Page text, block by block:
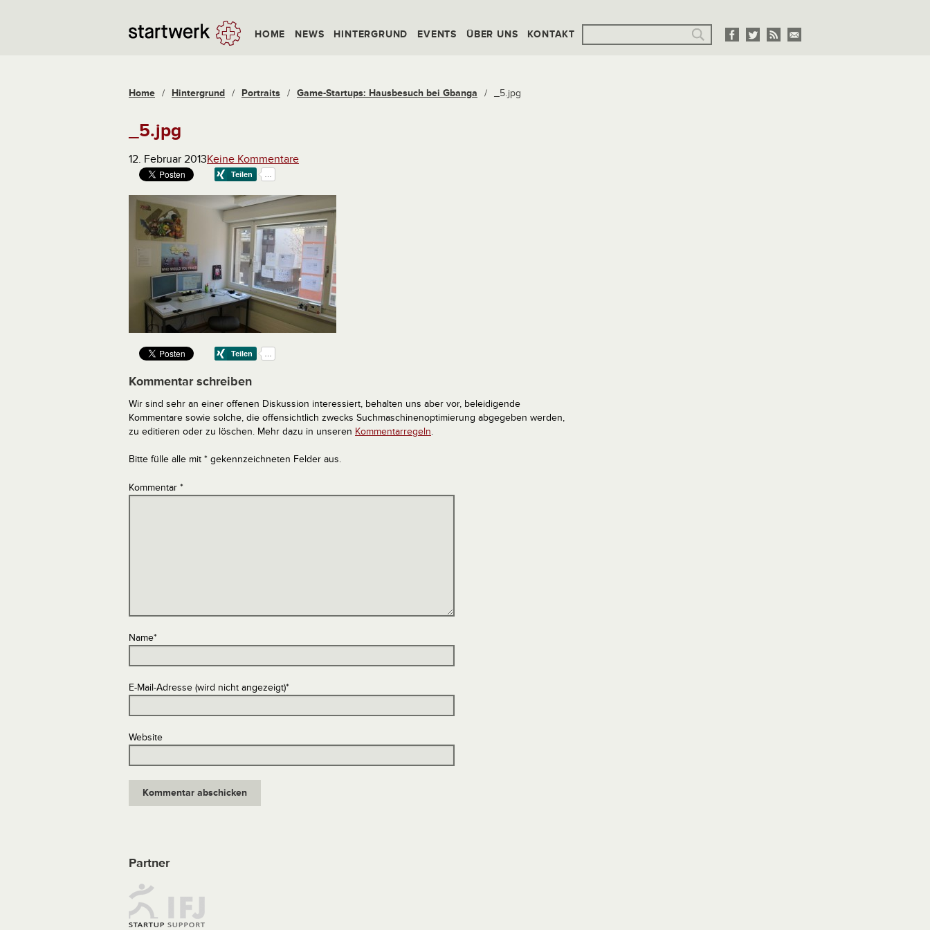
HOME NEWS HINTERGRUND EVENTS ÜBER UNS KONTAKT
Home / Hintergrund / Portraits / Game-Startups: Hausbesuch bei Gbanga / _5.jpg
_5.jpg
12. Februar 2013Keine Kommentare
Kommentar schreiben
Wir sind sehr an einer offenen Diskussion interessiert, behalten uns aber vor, beleidigende
Kommentare sowie solche, die offensichtlich zwecks Suchmaschinenoptimierung abgegeben werden,
zu editieren oder zu löschen. Mehr dazu in unseren Kommentarregeln.
Bitte fülle alle mit * gekennzeichneten Felder aus.
Kommentar *
Name*
E-Mail-Adresse (wird nicht angezeigt)*
Website
Partner